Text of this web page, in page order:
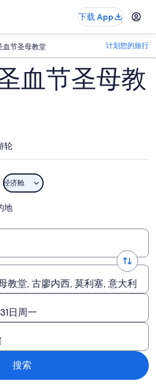
下载 App
血节圣母教堂 计划您的旅行
血节圣母教
轮
经济舱
地
教堂, 古廖内西, 莫利塞, 意大利
日周一
搜索